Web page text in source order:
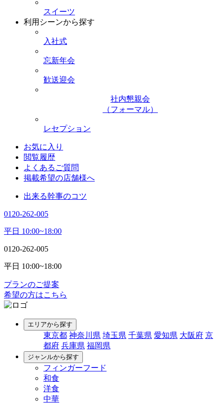
スイーツ
利用シーンから探す
入社式
忘新年会
歓送迎会
社内懇親会
（フォーマル）
レセプション
お気に入り
閲覧履歴
よくあるご質問
掲載希望の店舗様へ
出来る幹事のコツ
0120-262-005
平日 10:00~18:00
0120-262-005
平日 10:00~18:00
プランのご提案
希望の方はこちら
エリアから探す
東京都 神奈川県 埼玉県 千葉県 愛知県 大阪府 京
都府 兵庫県 福岡県
ジャンルから探す
フィンガーフード
和食
洋食
中華